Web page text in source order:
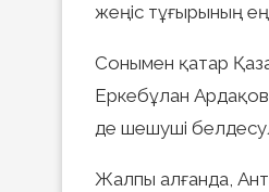
жеңіс тұғырының ең
Сонымен қатар
Еркебұлан
де шешуші
Жалпы алғанда,